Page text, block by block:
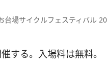
お台場サイクルフェスティバル
する。入場料は無料。